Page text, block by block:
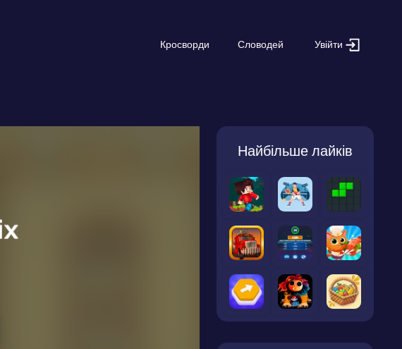
Кросворди Словодей Увійти
Найбільше лайків